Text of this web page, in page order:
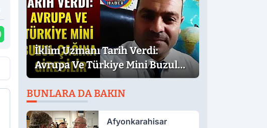
İklim Uzmanı Tarih Verdi:
Avrupa Ve Türkiye Mini Buzul
Çağına Girebilir
BUNLARA DA BAKIN
Afyonkarahisar